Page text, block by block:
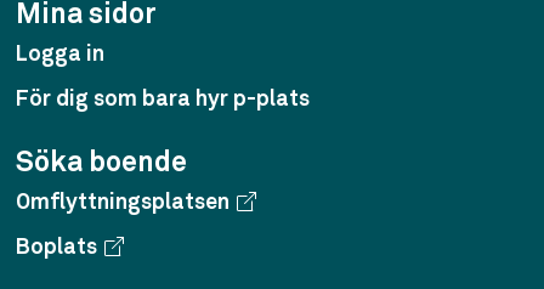
Mina sidor
Logga in
För dig som bara hyr p-plats
Söka boende
Omflyttningsplatsen
Boplats